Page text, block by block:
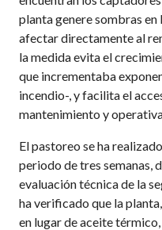
planta genere sombras
afectar directamente al
la medida evita el
que incrementaba
incendio-, y facilita el
mantenimiento y
El pastoreo se ha
periodo de tres semanas,
evaluación técnica de la
ha verificado que la
en lugar de aceite